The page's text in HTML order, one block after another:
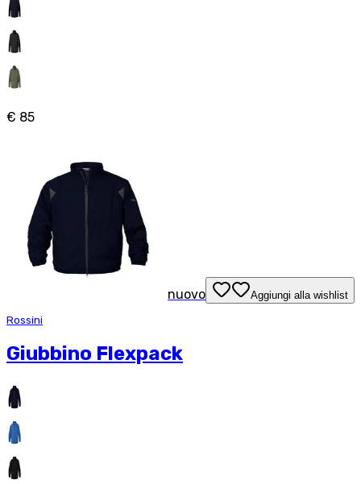
€ 85
nuovo Aggiungi alla wishlist
Rossini
Giubbino Flexpack